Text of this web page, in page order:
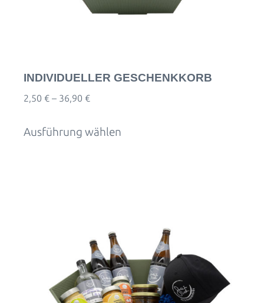
INDIVIDUELLER GESCHENKKORB
2,50 € – 36,90 €
bis
Ausführung wählen